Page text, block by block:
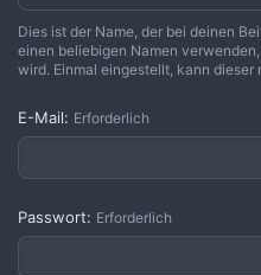
Dies ist der Name, der bei deinen
einen beliebigen Namen
wird. Einmal eingestellt, kann
E-Mail Erforderlich
Passwort Erforderlich